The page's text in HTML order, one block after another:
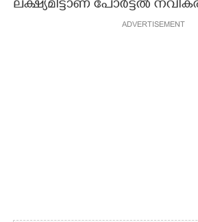
ലക്ഷ്യമിട്ടാണ് പോർട്ടൽ
ADVERTISEMENT